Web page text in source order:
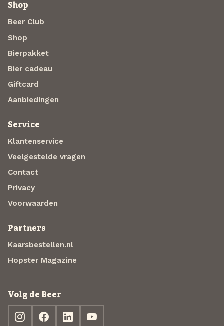
Shop
Beer Club
Shop
Bierpakket
Bier cadeau
Giftcard
Aanbiedingen
Service
Klantenservice
Veelgestelde vragen
Contact
Privacy
Voorwaarden
Partners
Kaarsbestellen.nl
Hopster Magazine
Volg de Beer